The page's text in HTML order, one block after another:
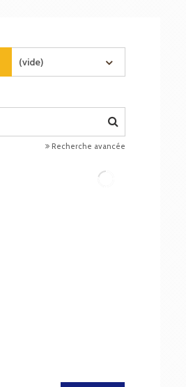
(vide)
Recherche avancée